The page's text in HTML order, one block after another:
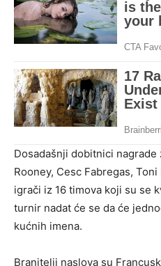
Dosadašnji dobitnici nagrade
Rooney, Cesc Fabregas,
igrači iz 16 timova koji su se
turnir nadat će se da će
kućnih imena.
Branitelji naslova su